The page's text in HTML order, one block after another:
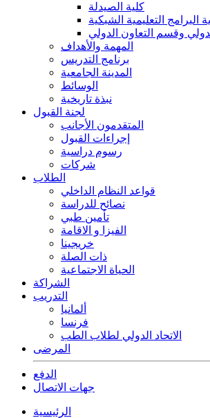
كلية الصيدلة
البرامج التعليمية الشبكية
وقسم التعاون الدولي
المهمة والأهداف
برنامج التدريس
المدينة الجامعية
الوسائط
نبذة تاريخية
لجنة القبول
المتقدمون الأجانب
إجراءات القبول
رسوم دراسية
شركات
الطلاب
قواعد النظام الداخلي
نصائح للدراسة
تأمين طبي
الفيزا و الاقامة
خريجينا
ذات الصلة
الحياة الاجتماعية
الشراكة
التدريب
ألمانيا
فرنسا
الاتحاد الدولي لطلاب الطب
المرضى
الدفع
جهات الاتصال
الرئيسية